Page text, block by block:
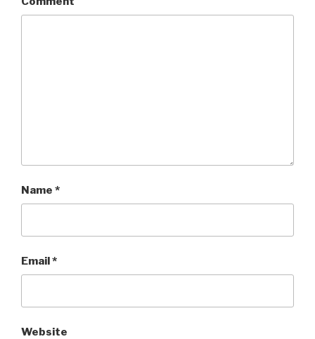
Name *
Email*
Website